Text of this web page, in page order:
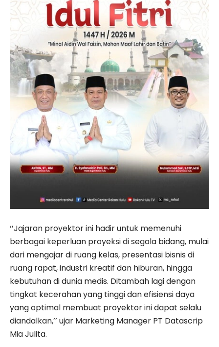
‘’Jajaran proyektor ini hadir untuk memenuhi
berbagai keperluan proyeksi di segala bidang, mulai
dari mengajar di ruang kelas, presentasi bisnis di
ruang rapat, industri kreatif dan hiburan, hingga
kebutuhan di dunia medis. Ditambah lagi dengan
tingkat kecerahan yang tinggi dan efisiensi daya
yang optimal membuat proyektor ini dapat selalu
diandalkan,’’ ujar Marketing Manager PT Datascrip
Mia Julita.